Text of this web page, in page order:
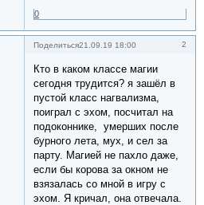
0
Поделиться 2
21.09.19 18:00
Кто в каком классе магии
сегодня трудится? я зашёл в
пустой класс нагвализма,
поиграл с эхом, посчитал на
подоконнике, умерших после
бурного лета, мух, и сел за
парту. Магией не пахло даже,
если бы корова за окном не
взязалась со мной в игру с
эхом. Я кричал, она отвечала.